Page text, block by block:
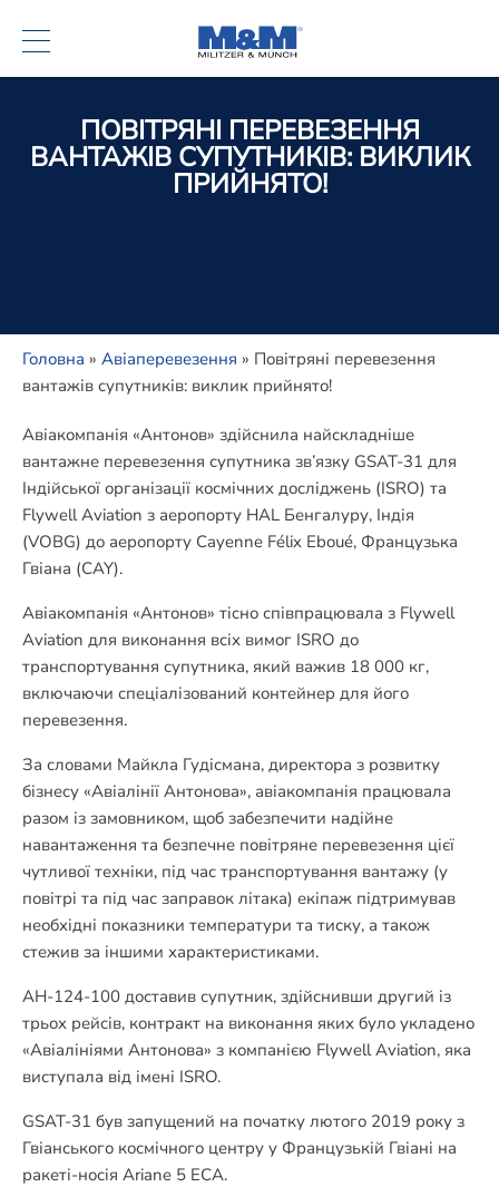
ПОВІТРЯНІ ПЕРЕВЕЗЕННЯ
ВАНТАЖІВ СУПУТНИКІВ: ВИКЛИК
ПРИЙНЯТО!
Головна » Авіаперевезення » Повітряні перевезення
вантажів супутників: виклик прийнято!
Авіакомпанія «Антонов» здійснила найскладніше
вантажне перевезення супутника зв’язку GSAT-31 для
Індійської організації космічних досліджень (ISRO) та
Flywell Aviation з аеропорту HAL Бенгалуру, Індія
(VOBG) до аеропорту Cayenne Félix Eboué, Французька
Гвіана (CAY).
Авіакомпанія «Антонов» тісно співпрацювала з Flywell
Aviation для виконання всіх вимог ISRO до
транспортування супутника, який важив 18 000 кг,
включаючи спеціалізований контейнер для його
перевезення.
За словами Майкла Гудісмана, директора з розвитку
бізнесу «Авіалінії Антонова», авіакомпанія працювала
разом із замовником, щоб забезпечити надійне
навантаження та безпечне повітряне перевезення цієї
чутливої техніки, під час транспортування вантажу (у
повітрі та під час заправок літака) екіпаж підтримував
необхідні показники температури та тиску, а також
стежив за іншими характеристиками.
АН-124-100 доставив супутник, здійснивши другий із
трьох рейсів, контракт на виконання яких було укладено
«Авіалініями Антонова» з компанією Flywell Aviation, яка
виступала від імені ISRO.
GSAT-31 був запущений на початку лютого 2019 року з
Гвіанського космічного центру у Французькій Гвіані на
ракеті-носія Ariane 5 ECA.